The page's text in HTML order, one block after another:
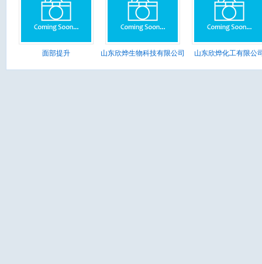
面部提升 山东欣烨生物科技有限公司 山东欣烨化工有限公